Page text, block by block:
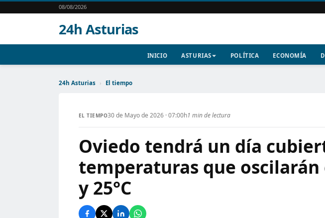
08/08/2026
24h Asturias
INICIO ASTURIAS POLÍTICA ECONOMÍA
24h Asturias › El tiempo
EL TIEMPO30 de Mayo de 2026 · 07:00h1 min de lectura
Oviedo tendrá un día
temperaturas que oscilarán
y 25°C